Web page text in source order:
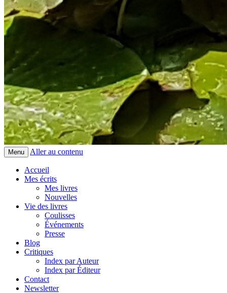
Menu Aller au contenu
Accueil
Mes écrits
Mes livres
Nouvelles
Vie des livres
Coulisses
Événements
Presse
Blog
Critiques
Index par Auteur
Index par Éditeur
Contact
Newsletter